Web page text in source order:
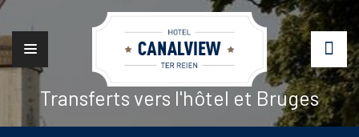
Transferts vers l'hôtel et Bruges